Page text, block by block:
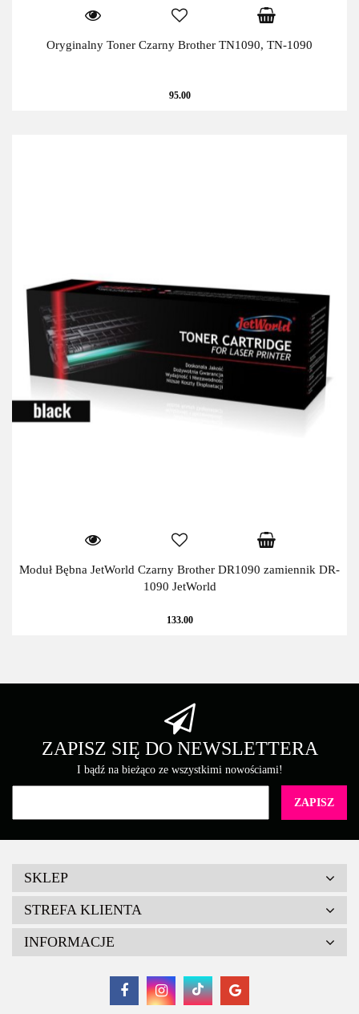
Oryginalny Toner Czarny Brother TN1090, TN-1090
95.00
Moduł Bębna JetWorld Czarny Brother DR1090 zamiennik DR-
1090 JetWorld
133.00
ZAPISZ SIĘ DO NEWSLETTERA
I bądź na bieżąco ze wszystkimi nowościami!
SKLEP
STREFA KLIENTA
INFORMACJE